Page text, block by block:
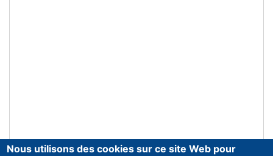
Nous utilisons des cookies sur ce site Web pour